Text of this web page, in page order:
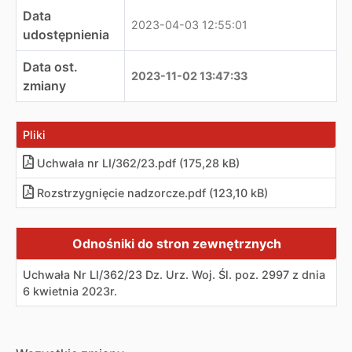
Data
udostępnienia
2023-04-03 12:55:01
Data ost.
zmiany
2023-11-02 13:47:33
Pliki
Uchwała nr LI/362/23.pdf (175,28 kB)
Rozstrzygnięcie nadzorcze.pdf (123,10 kB)
Zewnętrzne odnośniki
Odnośniki do stron zewnętrznych
Uchwała Nr LI/362/23 Dz. Urz. Woj. Śl. poz. 2997 z dnia
6 kwietnia 2023r.